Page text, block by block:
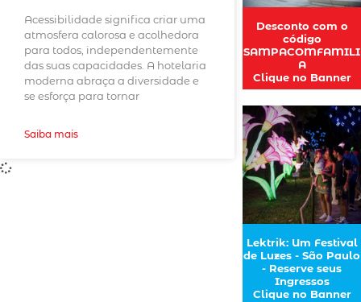
Acessibilidade significa criar uma
atmosfera calorosa e acolhedora
para todos, independentemente
das suas capacidades. A hotelaria
moderna abraça a diversidade e
se esforça para tornar
Saiba mais
Desconto com o
código
SAMPACOMFAMILI
A
Clique no Banner
Lektrik: Um Festival
de Luzes - São Paulo
- Reserve seus
Ingressos
Clique no Banner